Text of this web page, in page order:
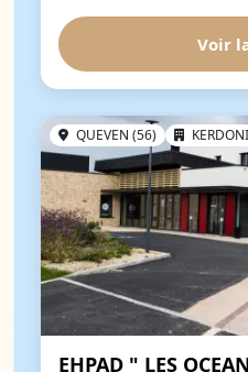
Voir
QUEVEN (56)
EHPAD " LES